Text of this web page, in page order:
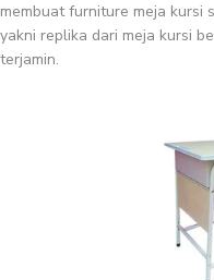
membuat furniture meja kursi
yakni replika dari meja kursi
terjamin.